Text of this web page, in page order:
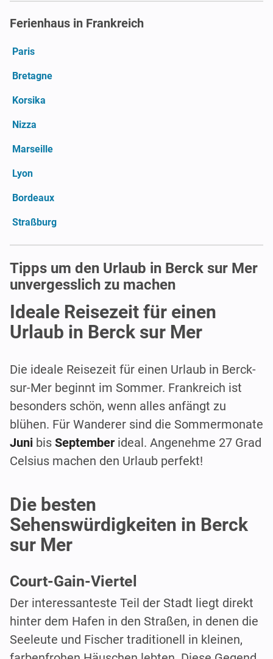
Ferienhaus in Frankreich
Paris
Bretagne
Korsika
Nizza
Marseille
Lyon
Bordeaux
Straßburg
Tipps um den Urlaub in Berck sur Mer
unvergesslich zu machen
Ideale Reisezeit für einen
Urlaub in Berck sur Mer
Die ideale Reisezeit für einen Urlaub in Berck-
sur-Mer beginnt im Sommer. Frankreich ist
besonders schön, wenn alles anfängt zu
blühen. Für Wanderer sind die Sommermonate
Juni bis September ideal. Angenehme 27 Grad
Celsius machen den Urlaub perfekt!
Die besten
Sehenswürdigkeiten in Berck
sur Mer
Court-Gain-Viertel
Der interessanteste Teil der Stadt liegt direkt
hinter dem Hafen in den Straßen, in denen die
Seeleute und Fischer traditionell in kleinen,